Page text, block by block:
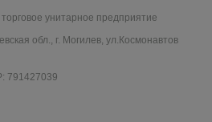
унитарное предприятие
обл., г. Могилев, ул.Космонавтов
791427039